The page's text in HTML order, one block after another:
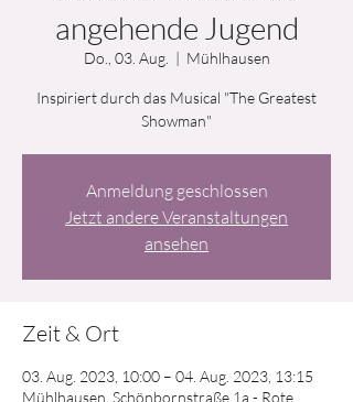
angehende Jugend
Do., 03. Aug.
  |
Mühlhausen
Inspiriert durch das Musical "The Greatest
Showman"
Anmeldung geschlossen
Jetzt andere Veranstaltungen
ansehen
Zeit & Ort
03. Aug. 2023, 10:00 – 04. Aug. 2023, 13:15
Mühlhausen, Schönbornstraße 1a - Rote